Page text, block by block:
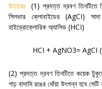
উত্তরঃ (1)প্রদত্ত দ্রবণ তিনটিতে
সিলভার ক্লোবাইডের (AgCI)
হাইড্রোক্লোরিক অ্যাসিড (HCI)
HCI + AgNO3= AgCI (
(2)প্রদত্ত দ্রবণ তিনটিতে কয়েক
গাঢ় বাদামি রঙের ধোঁয়া উৎপন্ন হবে